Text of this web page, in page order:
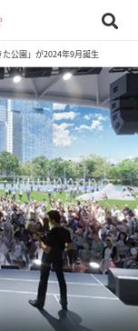
公園」が2024年9月誕生